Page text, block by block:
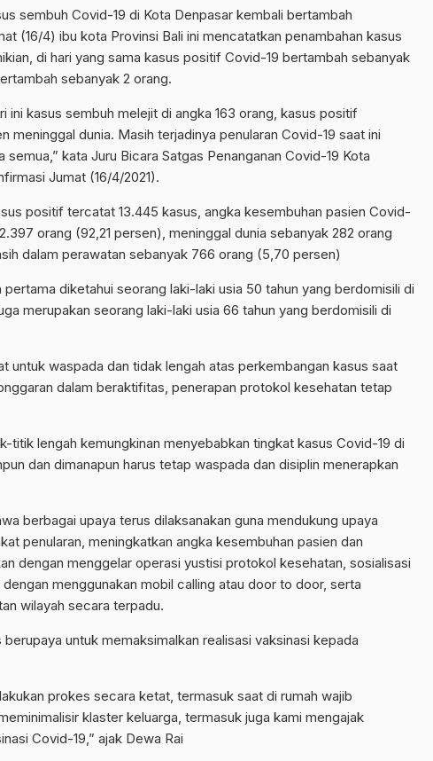
sembuh Covid-19 di Kota Denpasar kembali bertambah
(16/4) ibu kota Provinsi Bali ini mencatatkan penambahan kasus
di hari yang sama kasus positif Covid-19 bertambah sebanyak
sebanyak 2 orang.
ini kasus sembuh melejit di angka 163 orang, kasus positif
meninggal dunia. Masih terjadinya penularan Covid-19 saat ini
kata Juru Bicara Satgas Penanganan Covid-19 Kota
Jumat (16/4/2021).
positif tercatat 13.445 kasus, angka kesembuhan pasien Covid-
orang (92,21 persen), meninggal dunia sebanyak 282 orang
dalam perawatan sebanyak 766 orang (5,70 persen)
diketahui seorang laki-laki usia 50 tahun yang berdomisili di
merupakan seorang laki-laki usia 66 tahun yang berdomisili di
untuk waspada dan tidak lengah atas perkembangan kasus saat
dalam beraktifitas, penerapan protokol kesehatan tetap
titik lengah kemungkinan menyebabkan tingkat kasus Covid-19 di
dan dimanapun harus tetap waspada dan disiplin menerapkan
berbagai upaya terus dilaksanakan guna mendukung upaya
penularan, meningkatkan angka kesembuhan pasien dan
dengan menggelar operasi yustisi protokol kesehatan, sosialisasi
menggunakan mobil calling atau door to door, serta
wilayah secara terpadu.
untuk memaksimalkan realisasi vaksinasi kepada
prokes secara ketat, termasuk saat di rumah wajib
klaster keluarga, termasuk juga kami mengajak
Covid-19,” ajak Dewa Rai